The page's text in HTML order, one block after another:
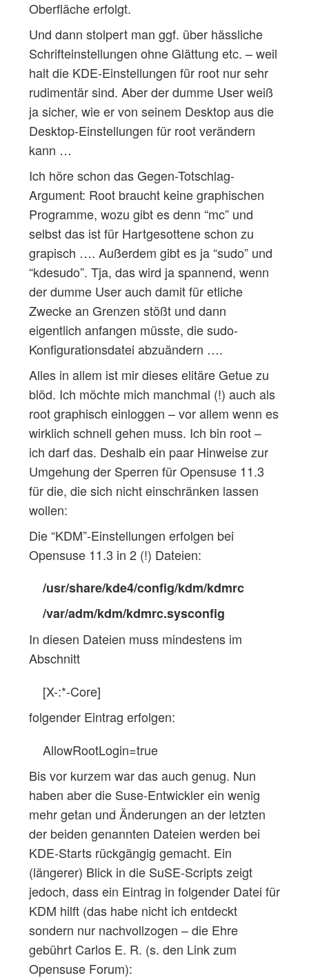
Oberfläche erfolgt.
Und dann stolpert man ggf. über hässliche
Schrifteinstellungen ohne Glättung etc. – weil
halt die KDE-Einstellungen für root nur sehr
rudimentär sind. Aber der dumme User weiß
ja sicher, wie er von seinem Desktop aus die
Desktop-Einstellungen für root verändern
kann …
Ich höre schon das Gegen-Totschlag-
Argument: Root braucht keine graphischen
Programme, wozu gibt es denn “mc” und
selbst das ist für Hartgesottene schon zu
grapisch …. Außerdem gibt es ja “sudo” und
“kdesudo”. Tja, das wird ja spannend, wenn
der dumme User auch damit für etliche
Zwecke an Grenzen stößt und dann
eigentlich anfangen müsste, die sudo-
Konfigurationsdatei abzuändern ….
Alles in allem ist mir dieses elitäre Getue zu
blöd. Ich möchte mich manchmal (!) auch als
root graphisch einloggen – vor allem wenn es
wirklich schnell gehen muss. Ich bin root –
ich darf das. Deshalb ein paar Hinweise zur
Umgehung der Sperren für Opensuse 11.3
für die, die sich nicht einschränken lassen
wollen:
Die “KDM”-Einstellungen erfolgen bei
Opensuse 11.3 in 2 (!) Dateien:
/usr/share/kde4/config/kdm/kdmrc
/var/adm/kdm/kdmrc.sysconfig
In diesen Dateien muss mindestens im
Abschnitt
[X-:*-Core]
folgender Eintrag erfolgen:
AllowRootLogin=true
Bis vor kurzem war das auch genug. Nun
haben aber die Suse-Entwickler ein wenig
mehr getan und Änderungen an der letzten
der beiden genannten Dateien werden bei
KDE-Starts rückgängig gemacht. Ein
(längerer) Blick in die SuSE-Scripts zeigt
jedoch, dass ein Eintrag in folgender Datei für
KDM hilft (das habe nicht ich entdeckt
sondern nur nachvollzogen – die Ehre
gebührt Carlos E. R. (s. den Link zum
Opensuse Forum):